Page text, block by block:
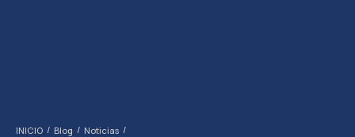
INICIO / Blog / Noticias /